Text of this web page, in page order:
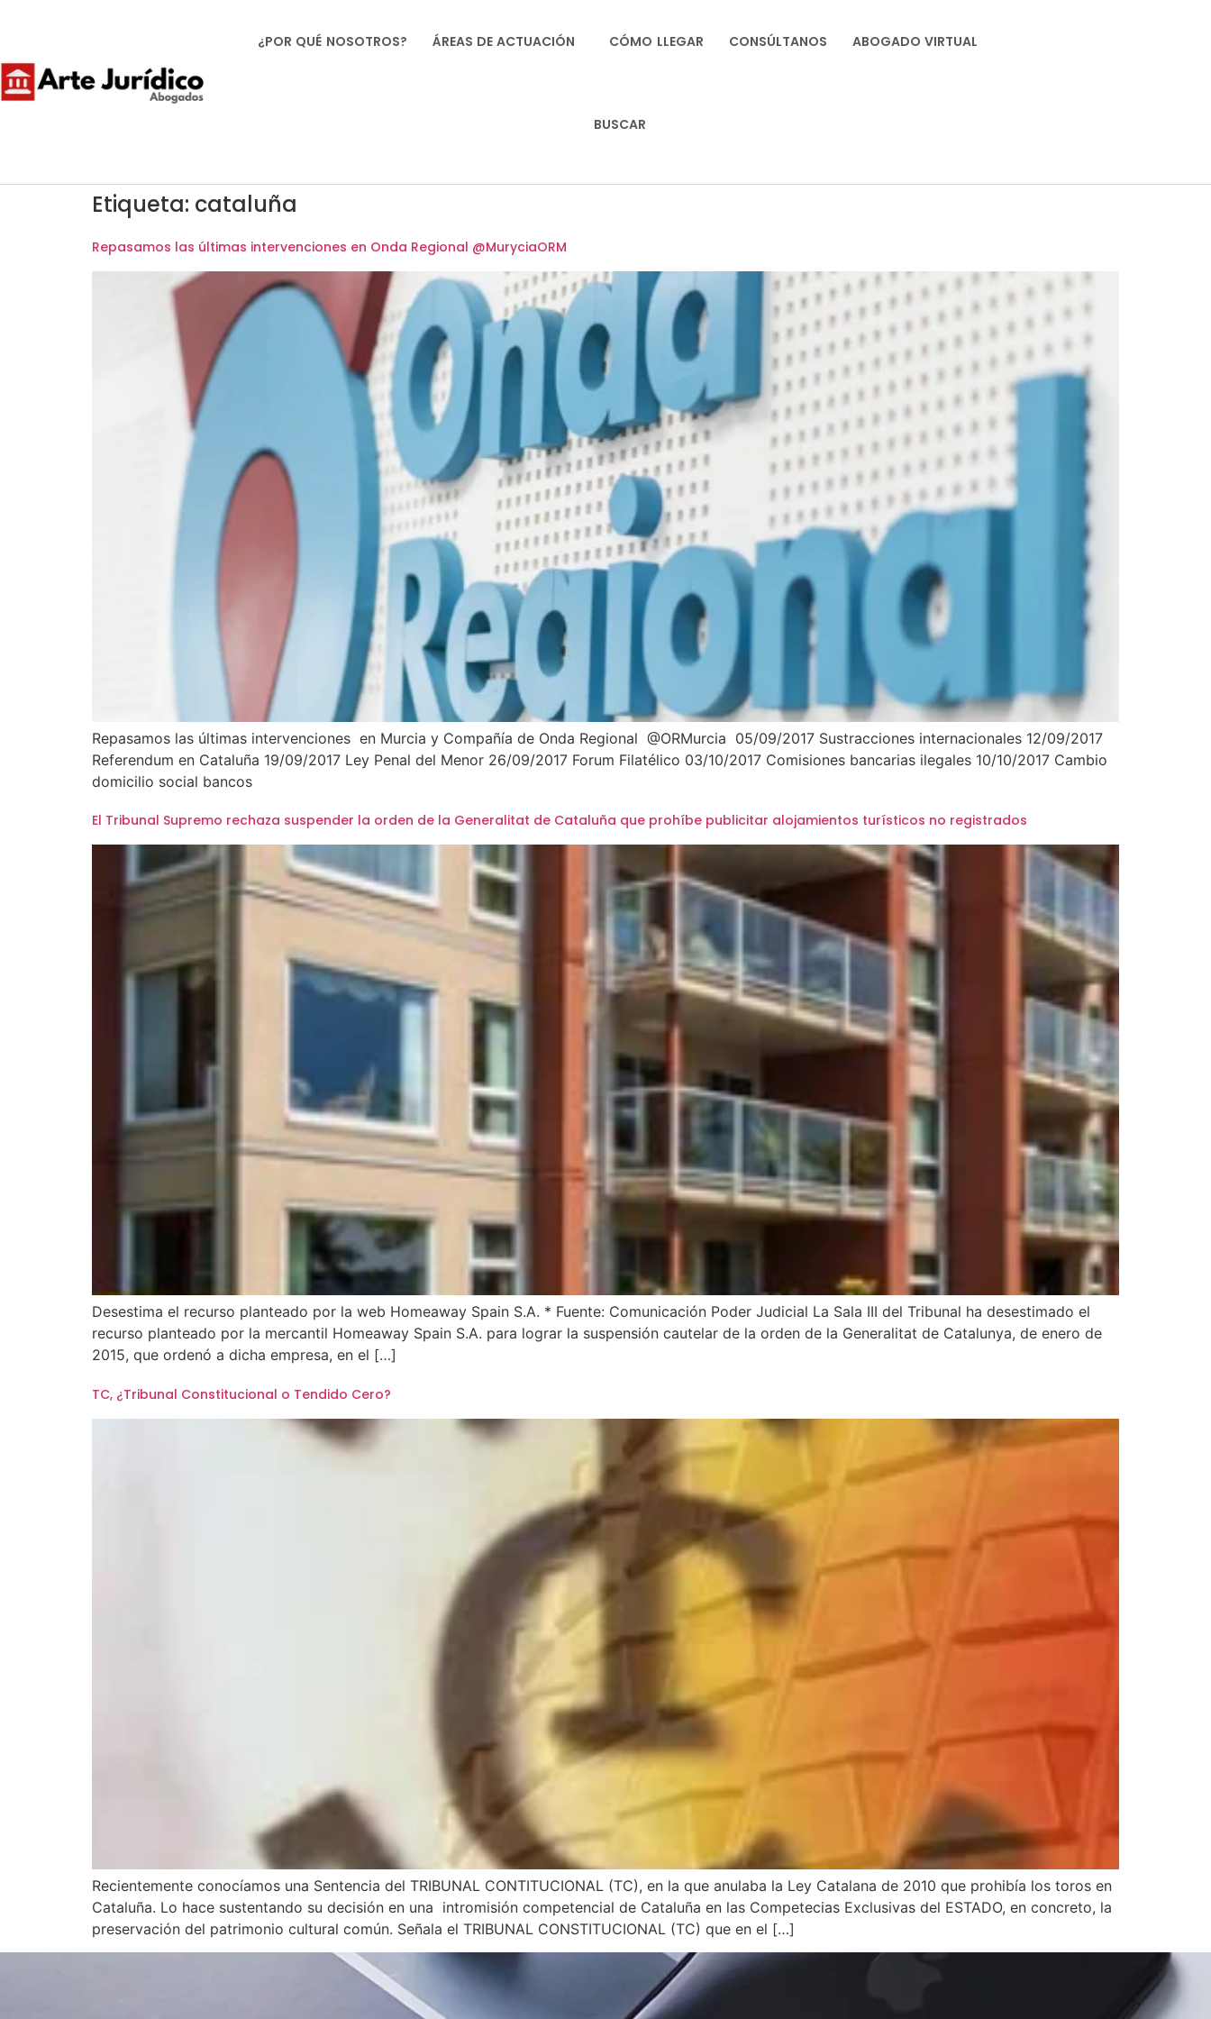
¿POR QUÉ NOSOTROS? ÁREAS DE ACTUACIÓN CÓMO LLEGAR CONSÚLTANOS ABOGADO VIRTUAL
BUSCAR
Etiqueta: cataluña
Repasamos las últimas intervenciones en Onda Regional @MuryciaORM
Repasamos las últimas intervenciones en Murcia y Compañía de Onda Regional @ORMurcia 05/09/2017 Sustracciones internacionales 12/09/2017
Referendum en Cataluña 19/09/2017 Ley Penal del Menor 26/09/2017 Forum Filatélico 03/10/2017 Comisiones bancarias ilegales 10/10/2017 Cambio
domicilio social bancos
El Tribunal Supremo rechaza suspender la orden de la Generalitat de Cataluña que prohíbe publicitar alojamientos turísticos no registrados
Desestima el recurso planteado por la web Homeaway Spain S.A. * Fuente: Comunicación Poder Judicial La Sala III del Tribunal ha desestimado el
recurso planteado por la mercantil Homeaway Spain S.A. para lograr la suspensión cautelar de la orden de la Generalitat de Catalunya, de enero de
2015, que ordenó a dicha empresa, en el […]
TC, ¿Tribunal Constitucional o Tendido Cero?
Recientemente conocíamos una Sentencia del TRIBUNAL CONTITUCIONAL (TC), en la que anulaba la Ley Catalana de 2010 que prohibía los toros en
Cataluña. Lo hace sustentando su decisión en una intromisión competencial de Cataluña en las Competecias Exclusivas del ESTADO, en concreto, la
preservación del patrimonio cultural común. Señala el TRIBUNAL CONSTITUCIONAL (TC) que en el […]